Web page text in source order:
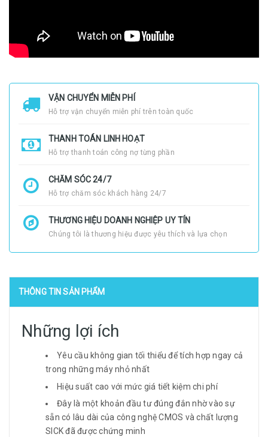
VẬN CHUYỂN MIỄN PHÍ
Hỗ trợ vận chuyển miễn phí trên toàn quốc
THANH TOÁN LINH HOẠT
Hỗ trợ thanh toán công nợ từng phần
CHĂM SÓC 24/7
Hỗ trợ chăm sóc khách hàng 24/7
THƯƠNG HIỆU DOANH NGHIỆP UY TÍN
Chúng tôi là thương hiệu được yêu thích và lựa chọn
THÔNG TIN SẢN PHẨM
Những lợi ích
Yêu cầu không gian tối thiểu để tích hợp ngay cả
trong những máy nhỏ nhất
Hiệu suất cao với mức giá tiết kiệm chi phí
Đây là một khoản đầu tư đúng đắn nhờ vào sự
sẵn có lâu dài của công nghệ CMOS và chất lượng
SICK đã được chứng minh